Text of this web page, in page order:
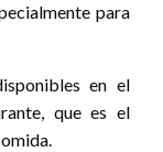
para
en el
que es el